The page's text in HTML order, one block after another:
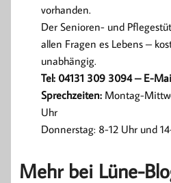
vorhanden.
Der Senioren- und
allen Fragen es Lebens –
unabhängig.
Tel: 04131 309 3094 – E-
Sprechzeiten: Montag-
Uhr
Donnerstag: 8-12 Uhr und
Mehr bei Lüne-